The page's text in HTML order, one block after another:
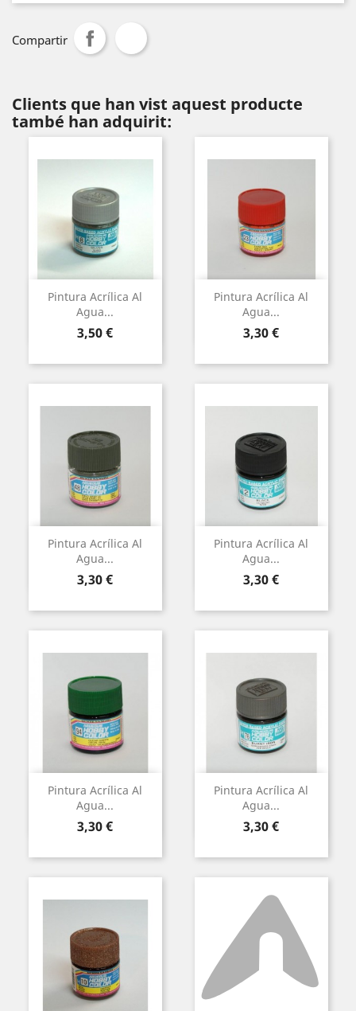
Compartir
Clients que han vist aquest producte
també han adquirit:
Pintura Acrílica Al
Agua...
Preu
3,50 €
Pintura Acrílica Al
Agua...
Preu
3,30 €
Pintura Acrílica Al
Agua...
Preu
3,30 €
Pintura Acrílica Al
Agua...
Preu
3,30 €
Pintura Acrílica Al
Agua...
Preu
3,30 €
Pintura Acrílica Al
Agua...
Preu
3,30 €